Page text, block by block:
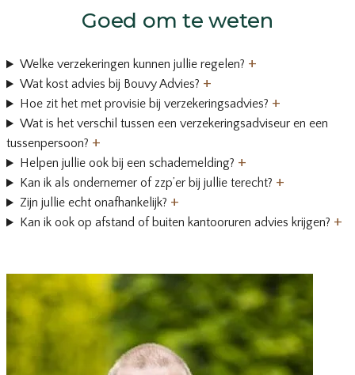
Goed om te weten
Welke verzekeringen kunnen jullie regelen? +
Wat kost advies bij Bouvy Advies? +
Hoe zit het met provisie bij verzekeringsadvies? +
Wat is het verschil tussen een verzekeringsadviseur en een
tussenpersoon? +
Helpen jullie ook bij een schademelding? +
Kan ik als ondernemer of zzp’er bij jullie terecht? +
Zijn jullie echt onafhankelijk? +
Kan ik ook op afstand of buiten kantooruren advies krijgen? +